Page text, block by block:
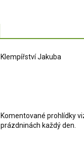
Klempířství Jakuba
Komentované prohlídky
prázdninách každý den.